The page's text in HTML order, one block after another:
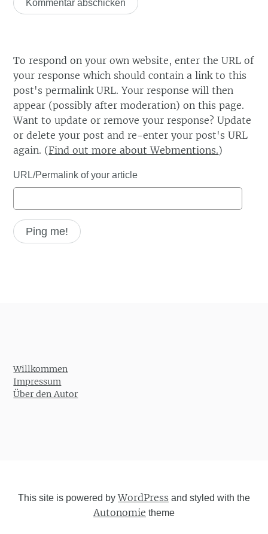
To respond on your own website, enter the URL of
your response which should contain a link to this
post's permalink URL. Your response will then
appear (possibly after moderation) on this page.
Want to update or remove your response? Update
or delete your post and re-enter your post's URL
again. (Find out more about Webmentions.)
URL/Permalink of your article
Willkommen
Impressum
Über den Autor
This site is powered byWordPress and styled with the
Autonomie theme